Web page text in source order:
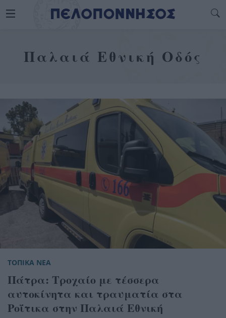
Παλαιά Εθνική Οδός
ΤΟΠΙΚΑ ΝΕΑ
Πάτρα: Τροχαίο με τέσσερα
αυτοκίνητα και τραυματία στα
Ροΐτικα στην Παλαιά Εθνική